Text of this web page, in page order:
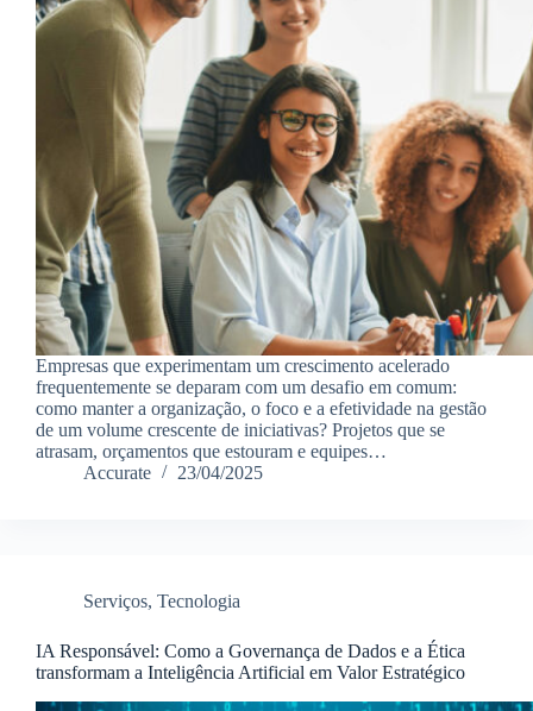
Empresas que experimentam um crescimento acelerado
frequentemente se deparam com um desafio em comum:
como manter a organização, o foco e a efetividade na gestão
de um volume crescente de iniciativas? Projetos que se
atrasam, orçamentos que estouram e equipes…
Accurate
23/04/2025
Serviços, Tecnologia
IA Responsável: Como a Governança de Dados e a Ética
transformam a Inteligência Artificial em Valor Estratégico